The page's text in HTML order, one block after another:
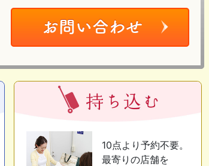
10点より予約不要。
最寄りの店舗を